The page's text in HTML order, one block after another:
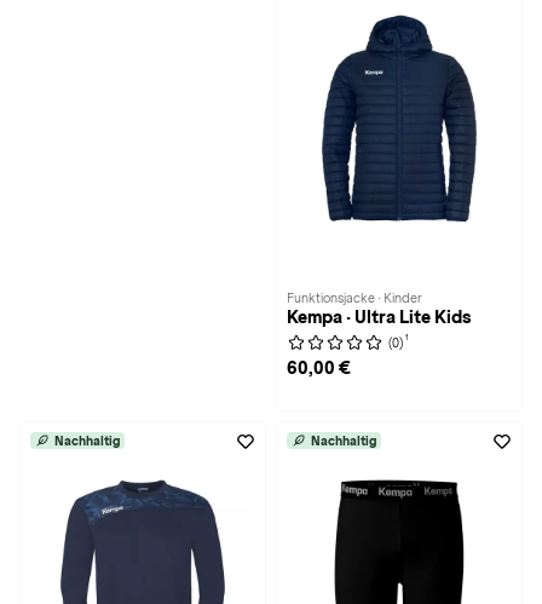
Funktionsjacke · Kinder
Kempa · Ultra Lite Kids
(0) 1
60,00 €
Nachhaltig Nachhaltig